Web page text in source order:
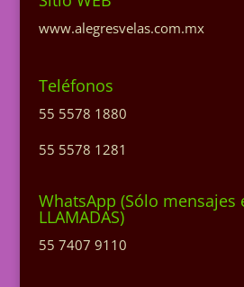
www.alegresvelas.com.mx
Teléfonos
55 5578 1880
55 5578 1281
WhatsApp (Sólo mensajes
LLAMADAS)
55 7407 9110